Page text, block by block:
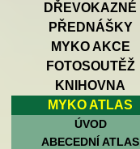
DŘEVOKAZNÉ
PŘEDNÁŠKY
MYKO AKCE
FOTOSOUTĚŽ
KNIHOVNA
MYKO ATLAS
ÚVOD
ABECEDNÍ ATLAS